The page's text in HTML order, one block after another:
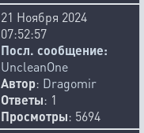
21 Ноября 2024
07:52:57
Посл. сообщение:
UncleanOne
Автор: Dragomir
Ответы: 1
Просмотры: 5694